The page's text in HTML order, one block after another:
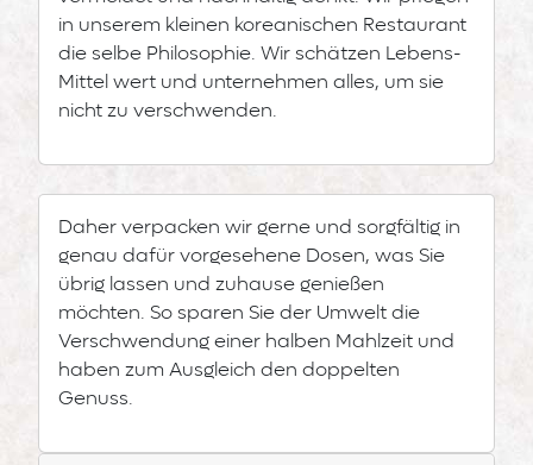
in unserem kleinen koreanischen Restaurant
die selbe Philosophie. Wir schätzen Lebens-
Mittel wert und unternehmen alles, um sie
nicht zu verschwenden.
Daher verpacken wir gerne und sorgfältig in
genau dafür vorgesehene Dosen, was Sie
übrig lassen und zuhause genießen
möchten. So sparen Sie der Umwelt die
Verschwendung einer halben Mahlzeit und
haben zum Ausgleich den doppelten
Genuss.